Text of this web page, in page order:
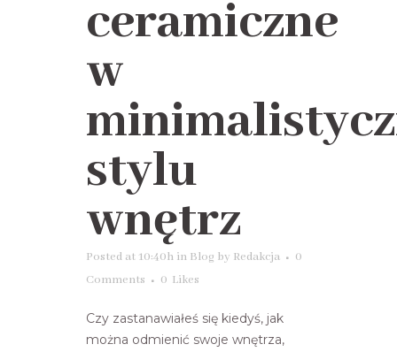
ceramiczne
w
stylu
wnętrz
Posted at 10:40h in Blog by Redakcja
0
Comments
0 Likes
Czy zastanawiałeś się kiedyś, jak
można odmienić swoje wnętrza,